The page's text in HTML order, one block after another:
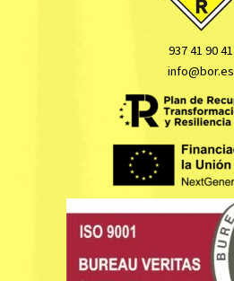
937 41 90 41
info@bor.es